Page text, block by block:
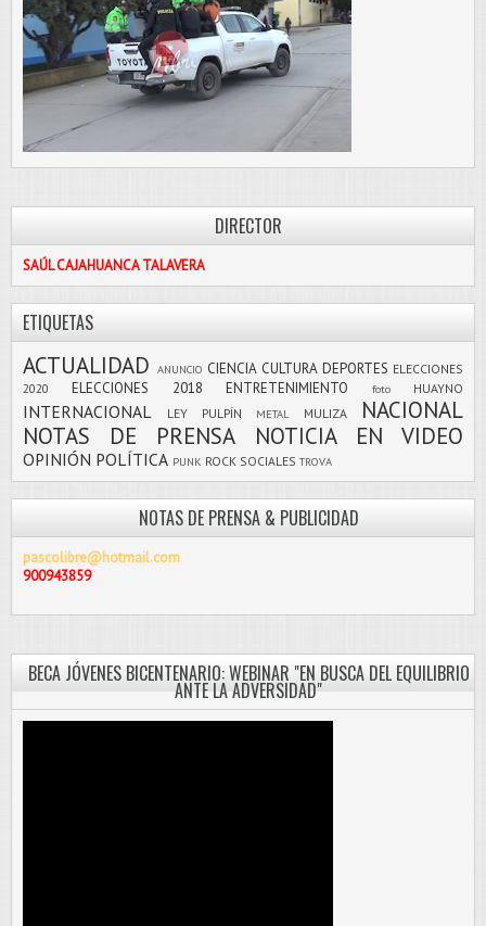
DIRECTOR
SAÚL CAJAHUANCA TALAVERA
ETIQUETAS
ACTUALIDAD ANUNCIO CIENCIA CULTURA DEPORTES ELECCIONES
2020
ELECCIONES 2018 ENTRETENIMIENTO foto HUAYNO
INTERNACIONAL LEY PULPÍN METAL MULIZA
NACIONAL
NOTAS DE PRENSA
NOTICIA EN VIDEO
OPINIÓN POLÍTICA PUNK ROCK SOCIALES TROVA
NOTAS DE PRENSA & PUBLICIDAD
pascolibre@hotmail.com
900943859
BECA JÓVENES BICENTENARIO: WEBINAR "EN BUSCA DEL EQUILIBRIO
ANTE LA ADVERSIDAD"